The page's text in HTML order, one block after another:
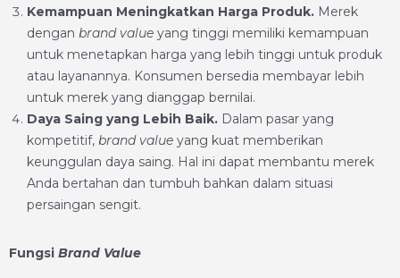
Kemampuan Meningkatkan Harga Produk. Merek
dengan brand value yang tinggi memiliki kemampuan
untuk menetapkan harga yang lebih tinggi untuk produk
atau layanannya. Konsumen bersedia membayar lebih
untuk merek yang dianggap bernilai.
Daya Saing yang Lebih Baik. Dalam pasar yang
kompetitif, brand value yang kuat memberikan
keunggulan daya saing. Hal ini dapat membantu merek
Anda bertahan dan tumbuh bahkan dalam situasi
persaingan sengit.
Fungsi Brand Value